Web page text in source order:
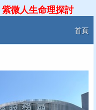
紫微人生命理探討
首頁